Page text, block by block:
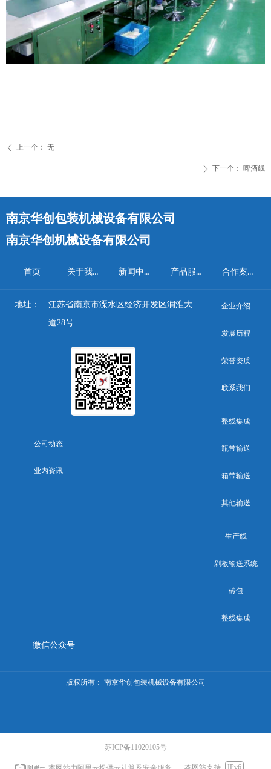
ꄴ 上一个： 无
ꄲ 下一个： 啤酒线
公司动态
业内资讯
首页 关于我们 新闻中心 产品服务 合作案例
整线集成
瓶带输送
箱带输送
其他输送
生产线
剁板输送系统
砖包
整线集成
企业介绍
发展历程
荣誉资质
联系我们
微信公众号
地址：
江苏省南京市溧水区经济开发区润淮大
道28号
南京华创包装机械设备有限公司
南京华创机械设备有限公司
版权所有： 南京华创包装机械设备有限公司
苏ICP备11020105号
本网站支持 IPv6